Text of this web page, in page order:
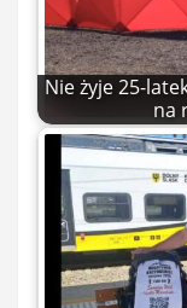
Nie żyje 25-
na